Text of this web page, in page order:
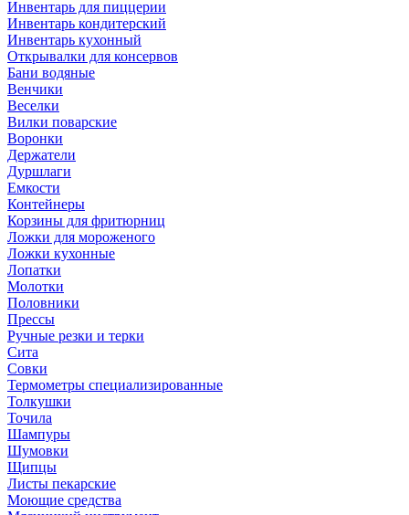
Инвентарь для пиццерии
Инвентарь кондитерский
Инвентарь кухонный
Открывалки для консервов
Бани водяные
Венчики
Веселки
Вилки поварские
Воронки
Держатели
Дуршлаги
Емкости
Контейнеры
Корзины для фритюрниц
Ложки для мороженого
Ложки кухонные
Лопатки
Молотки
Половники
Прессы
Ручные резки и терки
Сита
Совки
Термометры специализированные
Толкушки
Точила
Шампуры
Шумовки
Щипцы
Листы пекарские
Моющие средства